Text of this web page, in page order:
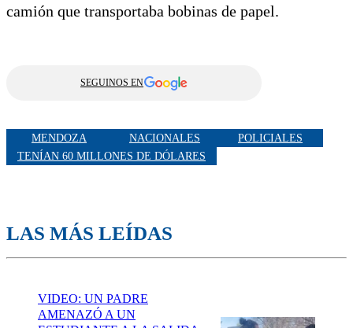
camión que transportaba bobinas de papel.
SEGUINOS EN
MENDOZA NACIONALES
POLICIALES
TENÍAN 60 MILLONES DE DÓLARES
LAS MÁS LEÍDAS
VIDEO: UN PADRE
AMENAZÓ A UN